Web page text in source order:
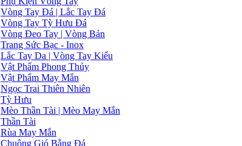
Vòng Tay Đá | Lắc Tay Đá
Vòng Tay Tỳ Hưu Đá
Vòng Đeo Tay | Vòng Bản
Trang Sức Bạc - Inox
Lắc Tay Da | Vòng Tay Kiểu
Vật Phẩm Phong Thủy
Vật Phẩm May Mắn
Ngọc Trai Thiên Nhiên
Tỳ Hưu
Mèo Thần Tài | Mèo May Mắn
Thần Tài
Rùa May Mắn
Chuông Gió Bằng Đá